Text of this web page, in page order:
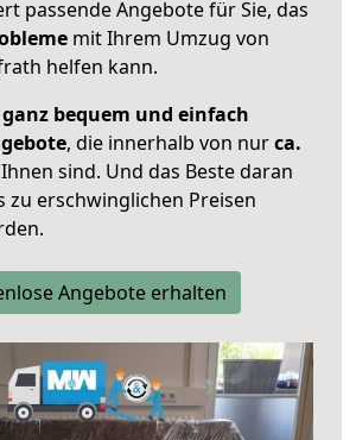
passende Angebote für Sie, das
mit Ihrem Umzug von
helfen kann.
ganz bequem und einfach
, die innerhalb von nurca.
sind. Und das Beste daran
zu erschwinglichen Preisen
Angebote erhalten